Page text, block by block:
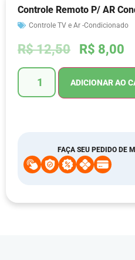
Controle Remoto P/ AR
Controle TV e Ar -Condicionado
R$12,50 R$ 8,00
ADICIONAR AO
FAÇA SEU PEDIDO DE